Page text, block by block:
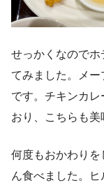
せっかくなので
てみました。メ
です。チキンカ
おり、こちらも美
何度もおかわりを
ん食べました。